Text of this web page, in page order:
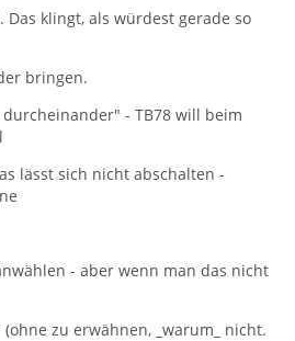
Das klingt, als würdest gerade so
bringen.
- TB78 will beim
lässt sich nicht abschalten -
- aber wenn man das nicht
zu erwähnen, _warum_ nicht.